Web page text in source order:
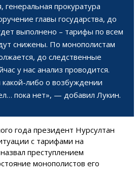
генеральная прокуратура
главы государства, до
выполнено – тарифы по всем
снижены. По монополистам
до следственные
у нас анализ проводится.
либо о возбуждении
пока нет», — добавил Лукин.
года президент Нурсултан
с тарифами на
преступлением
монополистов его